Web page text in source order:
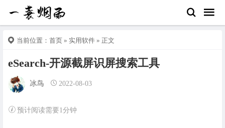
当前位置： 首页 » 实用软件 » 正文
eSearch-开源截屏识屏搜索工具
冰鸟 2022-08-03
预计阅读需要1分钟